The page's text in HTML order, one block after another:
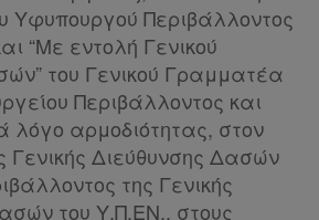
Υφυπουργού Περιβάλλοντος
“Με εντολή Γενικού
του Γενικού Γραμματέα
Περιβάλλοντος και
λόγο αρμοδιότητας, στον
Γενικής Διεύθυνσης Δασών
της Γενικής
του Υ.Π.ΕΝ., στους